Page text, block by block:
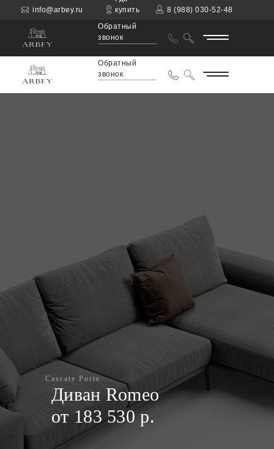
купить
8 (988) 030-52-48
info@arbey.ru
Обратный
звонок
Обратный
звонок
Cascate Porte
Диван Romeo
от 183 530 р.